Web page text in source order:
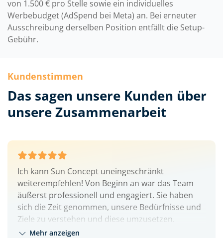
von 1.500 € pro Stelle sowie ein individuelles
Werbebudget (AdSpend bei Meta) an. Bei erneuter
Ausschreibung derselben Position entfällt die Setup-
Gebühr.
Kundenstimmen
Das sagen unsere Kunden über
unsere Zusammenarbeit
Ich kann Sun Concept uneingeschränkt
weiterempfehlen! Von Beginn an war das Team
äußerst professionell und engagiert. Sie haben
sich die Zeit genommen, unsere Bedürfnisse und
Ziele zu verstehen und diese umzusetzen.
Ein sehr kompetentes Team, mit dem es Spaß
Mehr anzeigen